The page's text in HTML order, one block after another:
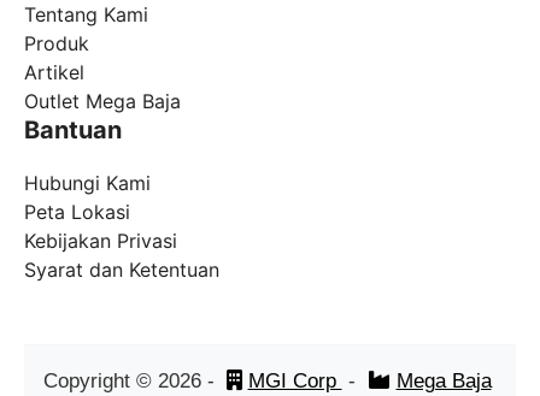
Tentang Kami
Produk
Artikel
Outlet Mega Baja
Bantuan
Hubungi Kami
Peta Lokasi
Kebijakan Privasi
Syarat dan Ketentuan
Copyright © 2026- MGI Corp - Mega Baja